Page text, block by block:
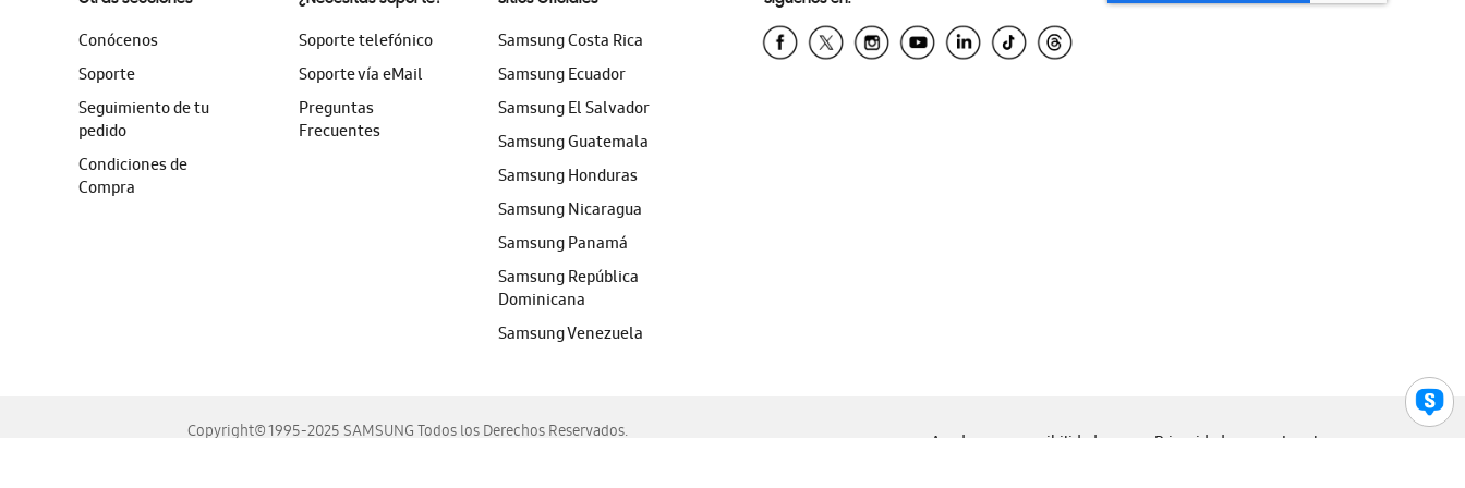
Conócenos
Soporte
Seguimiento de tu
pedido
Condiciones de
Compra
Soporte telefónico
Soporte vía eMail
Preguntas
Frecuentes
Samsung Costa Rica
Samsung Ecuador
Samsung El Salvador
Samsung Guatemala
Samsung Honduras
Samsung Nicaragua
Samsung Panamá
Samsung República
Dominicana
Samsung Venezuela
Copyright© 1995-2025 SAMSUNG Todos los Derechos Reservados.
Ayuda para accesibilidad Privacidad Legal